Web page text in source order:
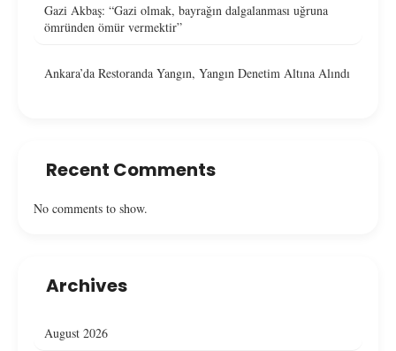
Gazi Akbaş: “Gazi olmak, bayrağın dalgalanması uğruna
ömründen ömür vermektir”
Ankara’da Restoranda Yangın, Yangın Denetim Altına Alındı
Recent Comments
No comments to show.
Archives
August 2026